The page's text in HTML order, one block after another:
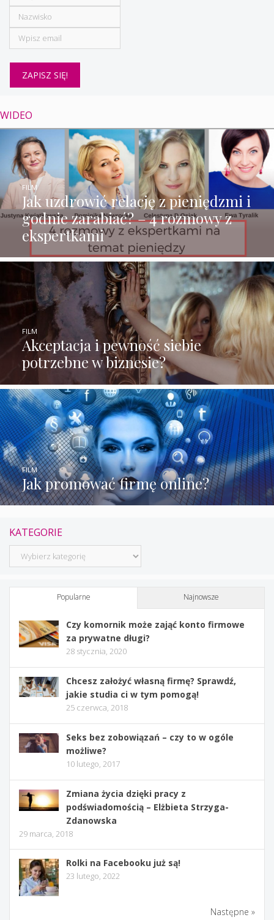
WIDEO
Jak uzdrowić relację z pieniędzmi i
godnie zarabiać? – 4 rozmowy z
ekspertkami
FILM
Akceptacja i pewność siebie
potrzebne w biznesie?
FILM
Jak promować firmę online?
FILM
KATEGORIE
Kategorie
Popularne Najnowsze
Czy komornik może zająć konto firmowe
za prywatne długi?
28 stycznia, 2020
Chcesz założyć własną firmę? Sprawdź,
jakie studia ci w tym pomogą!
25 czerwca, 2018
Seks bez zobowiązań – czy to w ogóle
możliwe?
10 lutego, 2017
Zmiana życia dzięki pracy z
podświadomością – Elżbieta Strzyga-
Zdanowska
29 marca, 2018
Rolki na Facebooku już są!
23 lutego, 2022
Następne »